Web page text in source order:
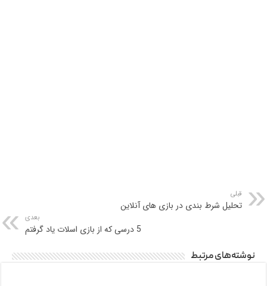
قبلی
تحلیل شرط‌­ بندی در بازی­ های آنلاین
بعدی
5 درسی که از بازی اسلات یاد گرفتم
نوشته‌های مرتبط